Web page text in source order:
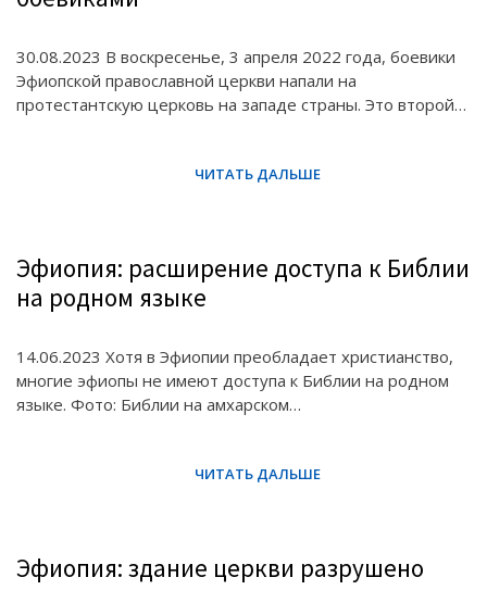
30.08.2023 В воскресенье, 3 апреля 2022 года, боевики
Эфиопской православной церкви напали на
протестантскую церковь на западе страны. Это второй…
Эфиопия: расширение доступа к Библии
на родном языке
14.06.2023 Хотя в Эфиопии преобладает христианство,
многие эфиопы не имеют доступа к Библии на родном
языке. Фото: Библии на амхарском…
Эфиопия: здание церкви разрушено